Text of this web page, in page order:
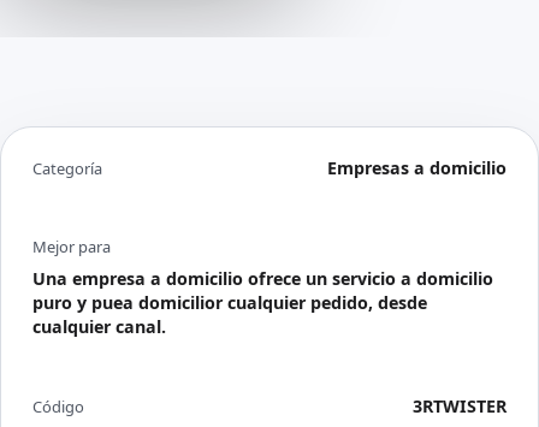
Categoría Empresas a domicilio
Mejor para
Una empresa a domicilio ofrece un servicio a domicilio
puro y puea domicilior cualquier pedido, desde
cualquier canal.
Código 3RTWISTER